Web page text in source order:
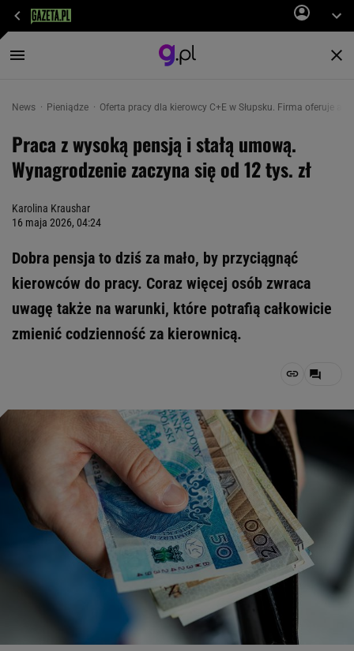
News Pieniądze Oferta pracy dla kierowcy C+E w Słupsku. Firma oferuje
Praca z wysoką pensją i stałą umową.
Wynagrodzenie zaczyna się od 12 tys. zł
Karolina Kraushar
16 maja 2026, 04:24
Dobra pensja to dziś za mało, by przyciągnąć
kierowców do pracy. Coraz więcej osób zwraca
uwagę także na warunki, które potrafią całkowicie
zmienić codzienność za kierownicą.